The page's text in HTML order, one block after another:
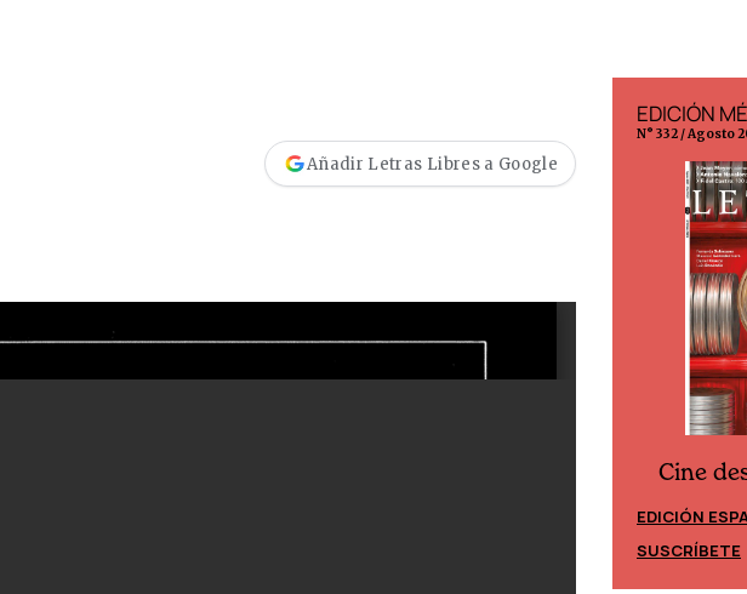
Añadir Letras Libres a Google
EDICIÓN
N° 332 / Agosto
Cine
EDICIÓN
SUSCRÍBETE